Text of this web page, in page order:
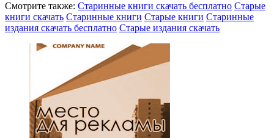
Смотрите также: Старинные книги скачать бесплатно Старые
книги скачать Старинные книги Старые книги Старинные
издания скачать бесплатно Старые издания скачать